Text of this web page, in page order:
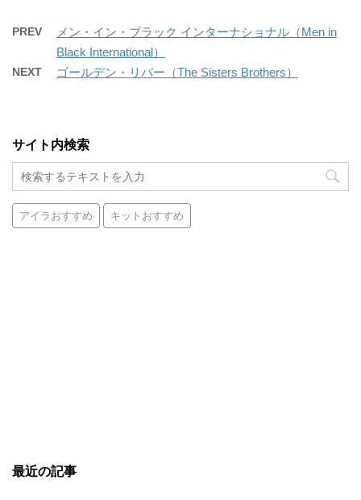
PREV
メン・イン・ブラック インターナショナル（Men in
Black International）
NEXT ゴールデン・リバー（The Sisters Brothers）
サイト内検索
アイラおすすめ キットおすすめ
最近の記事